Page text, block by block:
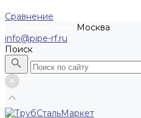
Сравнение
Москва
info@pipe-rf.ru
Поиск